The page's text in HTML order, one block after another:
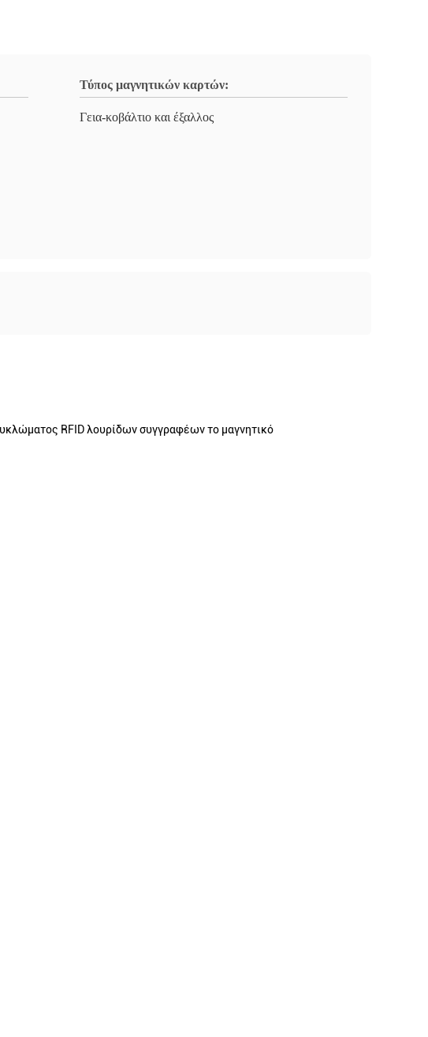
Τύπος μαγνητικών καρτών:
Γεια-κοβάλτιο και έξαλλος
RFID λουρίδων συγγραφέων το μαγνητικό